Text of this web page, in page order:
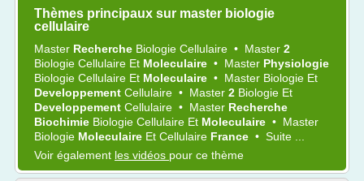
Thèmes principaux sur master biologie
cellulaire
Master Recherche Biologie Cellulaire • Master 2
Biologie Cellulaire Et Moleculaire • Master Physiologie
Biologie Cellulaire Et Moleculaire • Master Biologie Et
Developpement Cellulaire • Master 2 Biologie Et
Developpement Cellulaire • Master Recherche
Biochimie Biologie Cellulaire Et Moleculaire • Master
Biologie Moleculaire Et Cellulaire France • Suite ...
Voir également les vidéos pour ce thème